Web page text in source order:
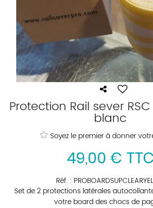
Protection Rail sever
blanc
Soyez le premier à donner
49,00 € TTC
Réf. :
Set de 2 protections latérales
votre board des chocs de